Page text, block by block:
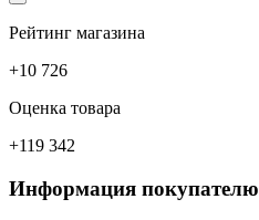
Рейтинг магазина
+10 726
Оценка товара
+119 342
Информация покупателю